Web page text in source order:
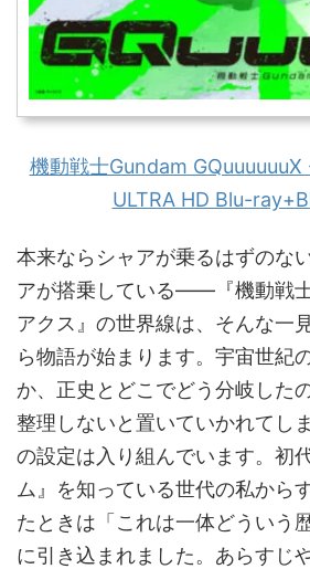
機動戦士Gundam
ULTRA HD Blu-
本来ならシャアが乗るはずのな
アが搭乗している——『機動戦
アクス』の世界線は、そんな一
ら物語が始まります。宇宙世紀
か、正史とどこでどう分岐した
整理しないと置いていかれてし
の設定は入り組んでいます。初
ム』を知っている世代の私から
たときは「これは一体どういう
に引き込まれました。あらすじ